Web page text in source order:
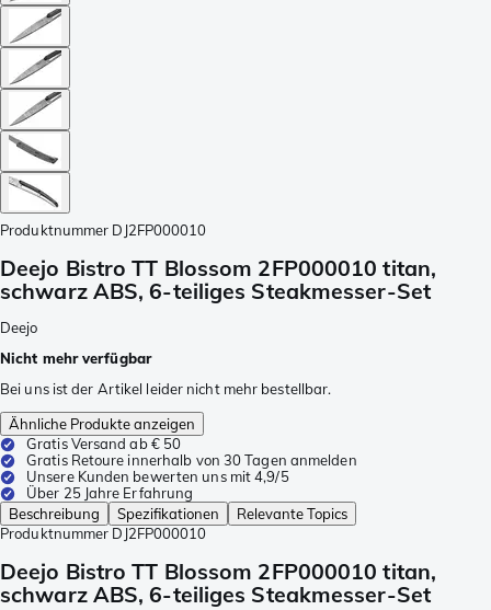
Produktnummer DJ2FP000010
Deejo Bistro TT Blossom 2FP000010 titan,
schwarz ABS, 6-teiliges Steakmesser-Set
Deejo
Nicht mehr verfügbar
Bei uns ist der Artikel leider nicht mehr bestellbar.
Ähnliche Produkte anzeigen
Gratis Versand ab € 50
Gratis Retoure innerhalb von 30 Tagen anmelden
Unsere Kunden bewerten uns mit 4,9/5
Über 25 Jahre Erfahrung
Beschreibung
Spezifikationen
Relevante Topics
Produktnummer DJ2FP000010
Deejo Bistro TT Blossom 2FP000010 titan,
schwarz ABS, 6-teiliges Steakmesser-Set